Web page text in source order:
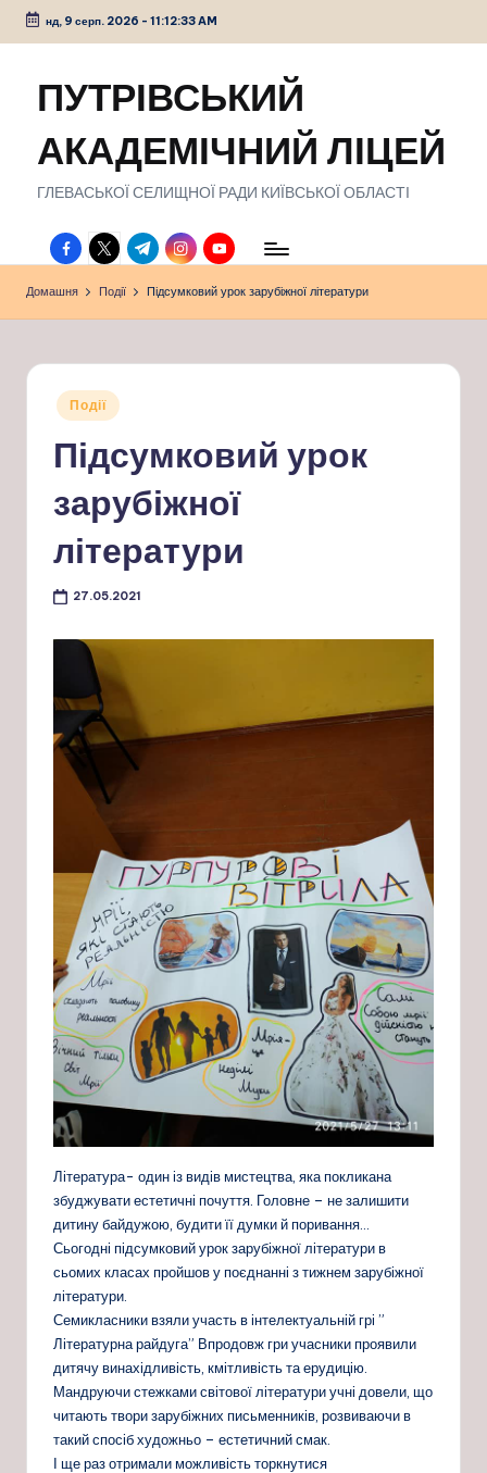
Перейти
нд, 9 серп. 2026 - 11:12:34 AM
ПУТРІВСЬКИЙ
АКАДЕМІЧНИЙ ЛІЦЕЙ
ГЛЕВАСЬКОЇ СЕЛИЩНОЇ РАДИ КИЇВСЬКОЇ ОБЛАСТІ
facebook.com
twitter.com
t.me instagram.com
youtube.com
Домашня Події Підсумковий урок зарубіжної літератури
Опубліковано
Події
Підсумковий урок
зарубіжної
літератури
27.05.2021
Література- один із видів мистецтва, яка покликана
збуджувати естетичні почуття. Головне – не залишити
дитину байдужою, будити її думки й поривання…
Сьогодні підсумковий урок зарубіжної літератури в
сьомих класах пройшов у поєднанні з тижнем зарубіжної
літератури.
Семикласники взяли участь в інтелектуальній грі ”
Літературна райдуга” Впродовж гри учасники проявили
дитячу винахідливість, кмітливість та ерудицію.
Мандруючи стежками світової літератури учні довели, що
читають твори зарубіжних письменників, розвиваючи в
такий спосіб художньо – естетичний смак.
І ще раз отримали можливість торкнутися